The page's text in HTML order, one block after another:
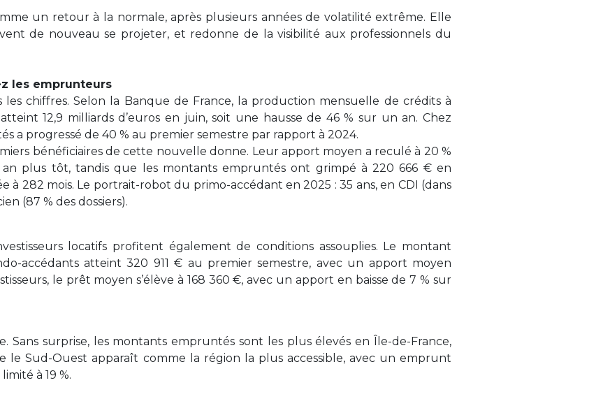
un retour à la normale, après plusieurs années de volatilité extrême. Elle
de nouveau se projeter, et redonne de la visibilité aux professionnels du
les emprunteurs
les chiffres. Selon la Banque de France, la production mensuelle de crédits à
12,9 milliards d’euros en juin, soit une hausse de 46 % sur un an. Chez
a progressé de 40 % au premier semestre par rapport à 2024.
bénéficiaires de cette nouvelle donne. Leur apport moyen a reculé à 20 %
plus tôt, tandis que les montants empruntés ont grimpé à 220 666 € en
à 282 mois. Le portrait-robot du primo-accédant en 2025 : 35 ans, en CDI (dans
(87 % des dossiers).
locatifs profitent également de conditions assouplies. Le montant
accédants atteint 320 911 € au premier semestre, avec un apport moyen
le prêt moyen s’élève à 168 360 €, avec un apport en baisse de 7 % sur
Sans surprise, les montants empruntés sont les plus élevés en Île-de-France,
Sud-Ouest apparaît comme la région la plus accessible, avec un emprunt
à 19 %.